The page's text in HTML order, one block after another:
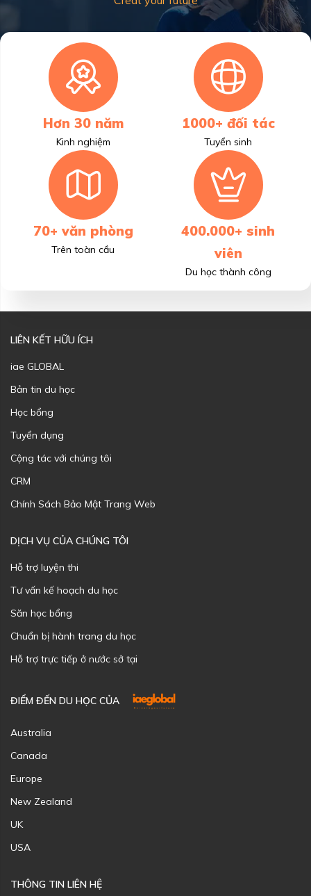
Hơn 30 năm
Kinh nghiệm
1000+ đối tác
Tuyển sinh
70+ văn phòng
Trên toàn cầu
400.000+ sinh
viên
Du học thành công
LIÊN KẾT HỮU ÍCH
iae GLOBAL
Bản tin du học
Học bổng
Tuyển dụng
Cộng tác với chúng tôi
CRM
Chính Sách Bảo Mật Trang Web
DỊCH VỤ CỦA CHÚNG TÔI
Hỗ trợ luyện thi
Tư vấn kế hoạch du học
Săn học bổng
Chuẩn bị hành trang du học
Hỗ trợ trực tiếp ở nước sở tại
ĐIỂM ĐẾN DU HỌC CỦA
Australia
Canada
Europe
New Zealand
UK
USA
THÔNG TIN LIÊN HỆ